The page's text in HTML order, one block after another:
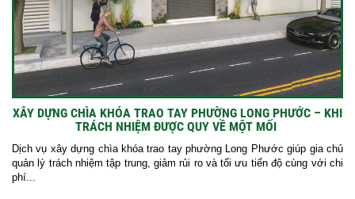
XÂY DỰNG CHÌA KHÓA TRAO TAY PHƯỜNG LONG PHƯỚC – KHI
TRÁCH NHIỆM ĐƯỢC QUY VỀ MỘT MỐI
Dịch vụ xây dựng chìa khóa trao tay phường Long Phước giúp gia chủ
quản lý trách nhiệm tập trung, giảm rủi ro và tối ưu tiến độ cùng với chi
phí...